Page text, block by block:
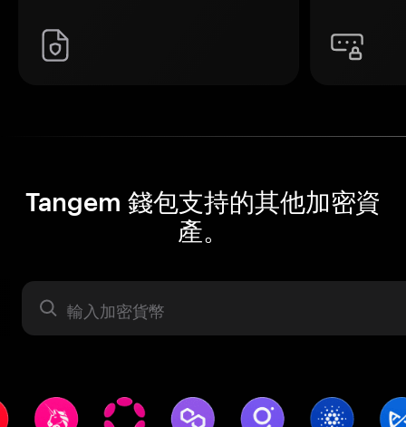
Tangem 錢包支持的其他加密資
產。
資產